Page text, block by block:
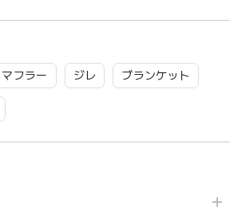
マフラー ジレ ブランケット